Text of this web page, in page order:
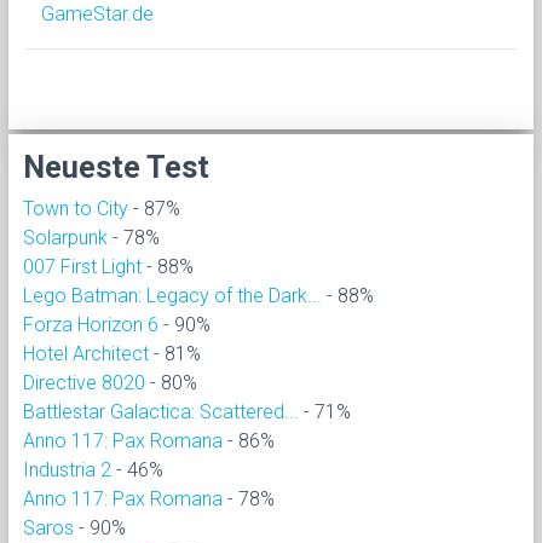
GameStar.de
Neueste Test
Town to City - 87%
Solarpunk - 78%
007 First Light - 88%
Lego Batman: Legacy of the Dark...
- 88%
Forza Horizon 6 - 90%
Hotel Architect - 81%
Directive 8020 - 80%
Battlestar Galactica: Scattered...
- 71%
Anno 117: Pax Romana - 86%
Industria 2 - 46%
Anno 117: Pax Romana - 78%
Saros - 90%